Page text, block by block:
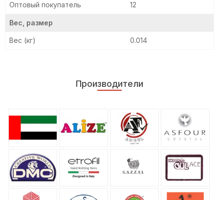
Оптовый покупатель 12
Вес, размер
Вес (кг) 0.014
Производители